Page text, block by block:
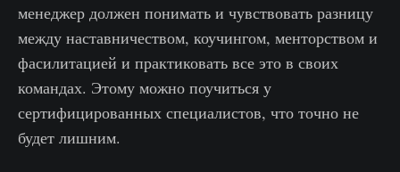
менеджер должен понимать и чувствовать разницу
между наставничеством, коучингом, менторством и
фасилитацией и практиковать все это в своих
командах. Этому можно поучиться у
сертифицированных специалистов, что точно не
будет лишним.